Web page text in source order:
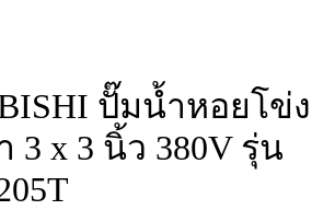
ปั๊มน้ำหอยโข่ง
3 x 3 นิ้ว 380V รุ่น